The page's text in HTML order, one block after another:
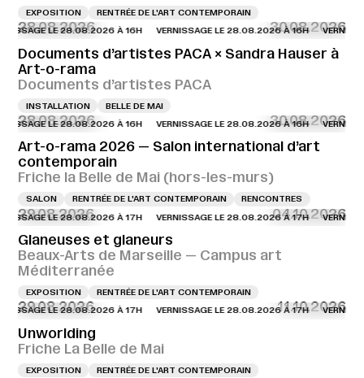
EXPOSITION RENTRÉE DE L'ART CONTEMPORAIN
28.08.2026 30.08.2026
LE 28.08.2026 À 16H VERNISSAGE LE 28.08.2026 À 16H VERNISSAGE
Documents d’artistes PACA × Sandra Hauser à
Art-o-rama
Documents d’artistes PACA
INSTALLATION BELLE DE MAI
28.08.2026 30.08.2026
LE 28.08.2026 À 16H VERNISSAGE LE 28.08.2026 À 16H VERNISSAGE
Art-o-rama 2026 — Salon international d’art
contemporain
Friche la Belle de Mai (hors-les-murs)
SALON RENTRÉE DE L'ART CONTEMPORAIN RENCONTRES
29.08.2026 04.10.2026
LE 28.08.2026 À 17H VERNISSAGE LE 28.08.2026 À 17H VERNISSAGE
Glaneuses et glaneurs
Beaux-Arts de Marseille — Campus art
Méditerranée
EXPOSITION RENTRÉE DE L'ART CONTEMPORAIN
29.08.2026 11.10.2026
LE 28.08.2026 À 17H VERNISSAGE LE 28.08.2026 À 17H VERNISSAGE
Unworlding
Friche La Belle de Mai
EXPOSITION RENTRÉE DE L'ART CONTEMPORAIN